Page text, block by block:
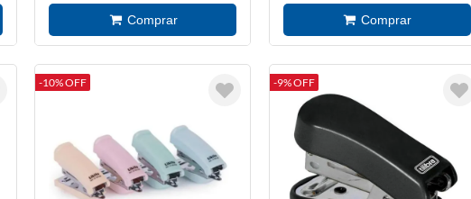
-10% OFF -9% OFF